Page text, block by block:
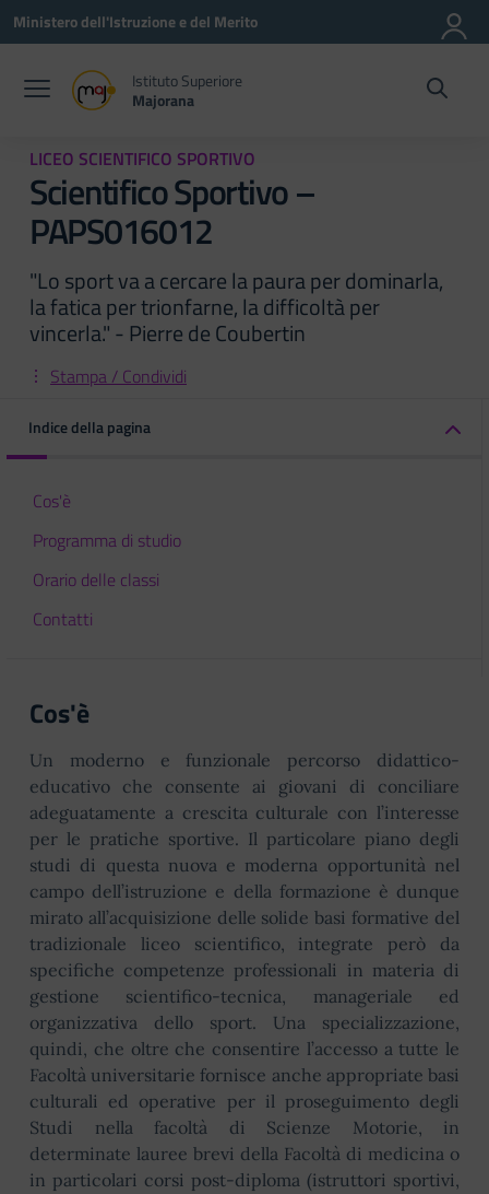
Vai ai contenuti
Vai al menu di navigazione
Vai al footer
Ministero dell'Istruzione e del Merito
Istituto Superiore
Majorana
LICEO SCIENTIFICO SPORTIVO
Scientifico Sportivo –
PAPS016012
"Lo sport va a cercare la paura per dominarla,
la fatica per trionfarne, la difficoltà per
vincerla." - Pierre de Coubertin
Stampa / Condividi
Indice della pagina
Cos'è
Programma di studio
Orario delle classi
Contatti
Cos'è
Un moderno e funzionale percorso didattico-
educativo che consente ai giovani di conciliare
adeguatamente a crescita culturale con l’interesse
per le pratiche sportive. Il particolare piano degli
studi di questa nuova e moderna opportunità nel
campo dell’istruzione e della formazione è dunque
mirato all’acquisizione delle solide basi formative del
tradizionale liceo scientifico, integrate però da
specifiche competenze professionali in materia di
gestione scientifico-tecnica, manageriale ed
organizzativa dello sport. Una specializzazione,
quindi, che oltre che consentire l’accesso a tutte le
Facoltà universitarie fornisce anche appropriate basi
culturali ed operative per il proseguimento degli
Studi nella facoltà di Scienze Motorie, in
determinate lauree brevi della Facoltà di medicina o
in particolari corsi post-diploma (istruttori sportivi,